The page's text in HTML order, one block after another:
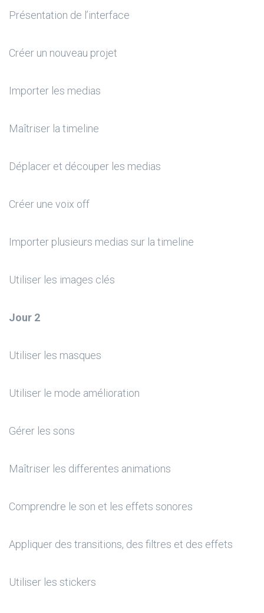
Présentation de l’interface
Créer un nouveau projet
Importer les medias
Maîtriser la timeline
Déplacer et découper les medias
Créer une voix off
Importer plusieurs medias sur la timeline
Utiliser les images clés
Jour 2
Utiliser les masques
Utiliser le mode amélioration
Gérer les sons
Maîtriser les differentes animations
Comprendre le son et les effets sonores
Appliquer des transitions, des filtres et des effets
Utiliser les stickers